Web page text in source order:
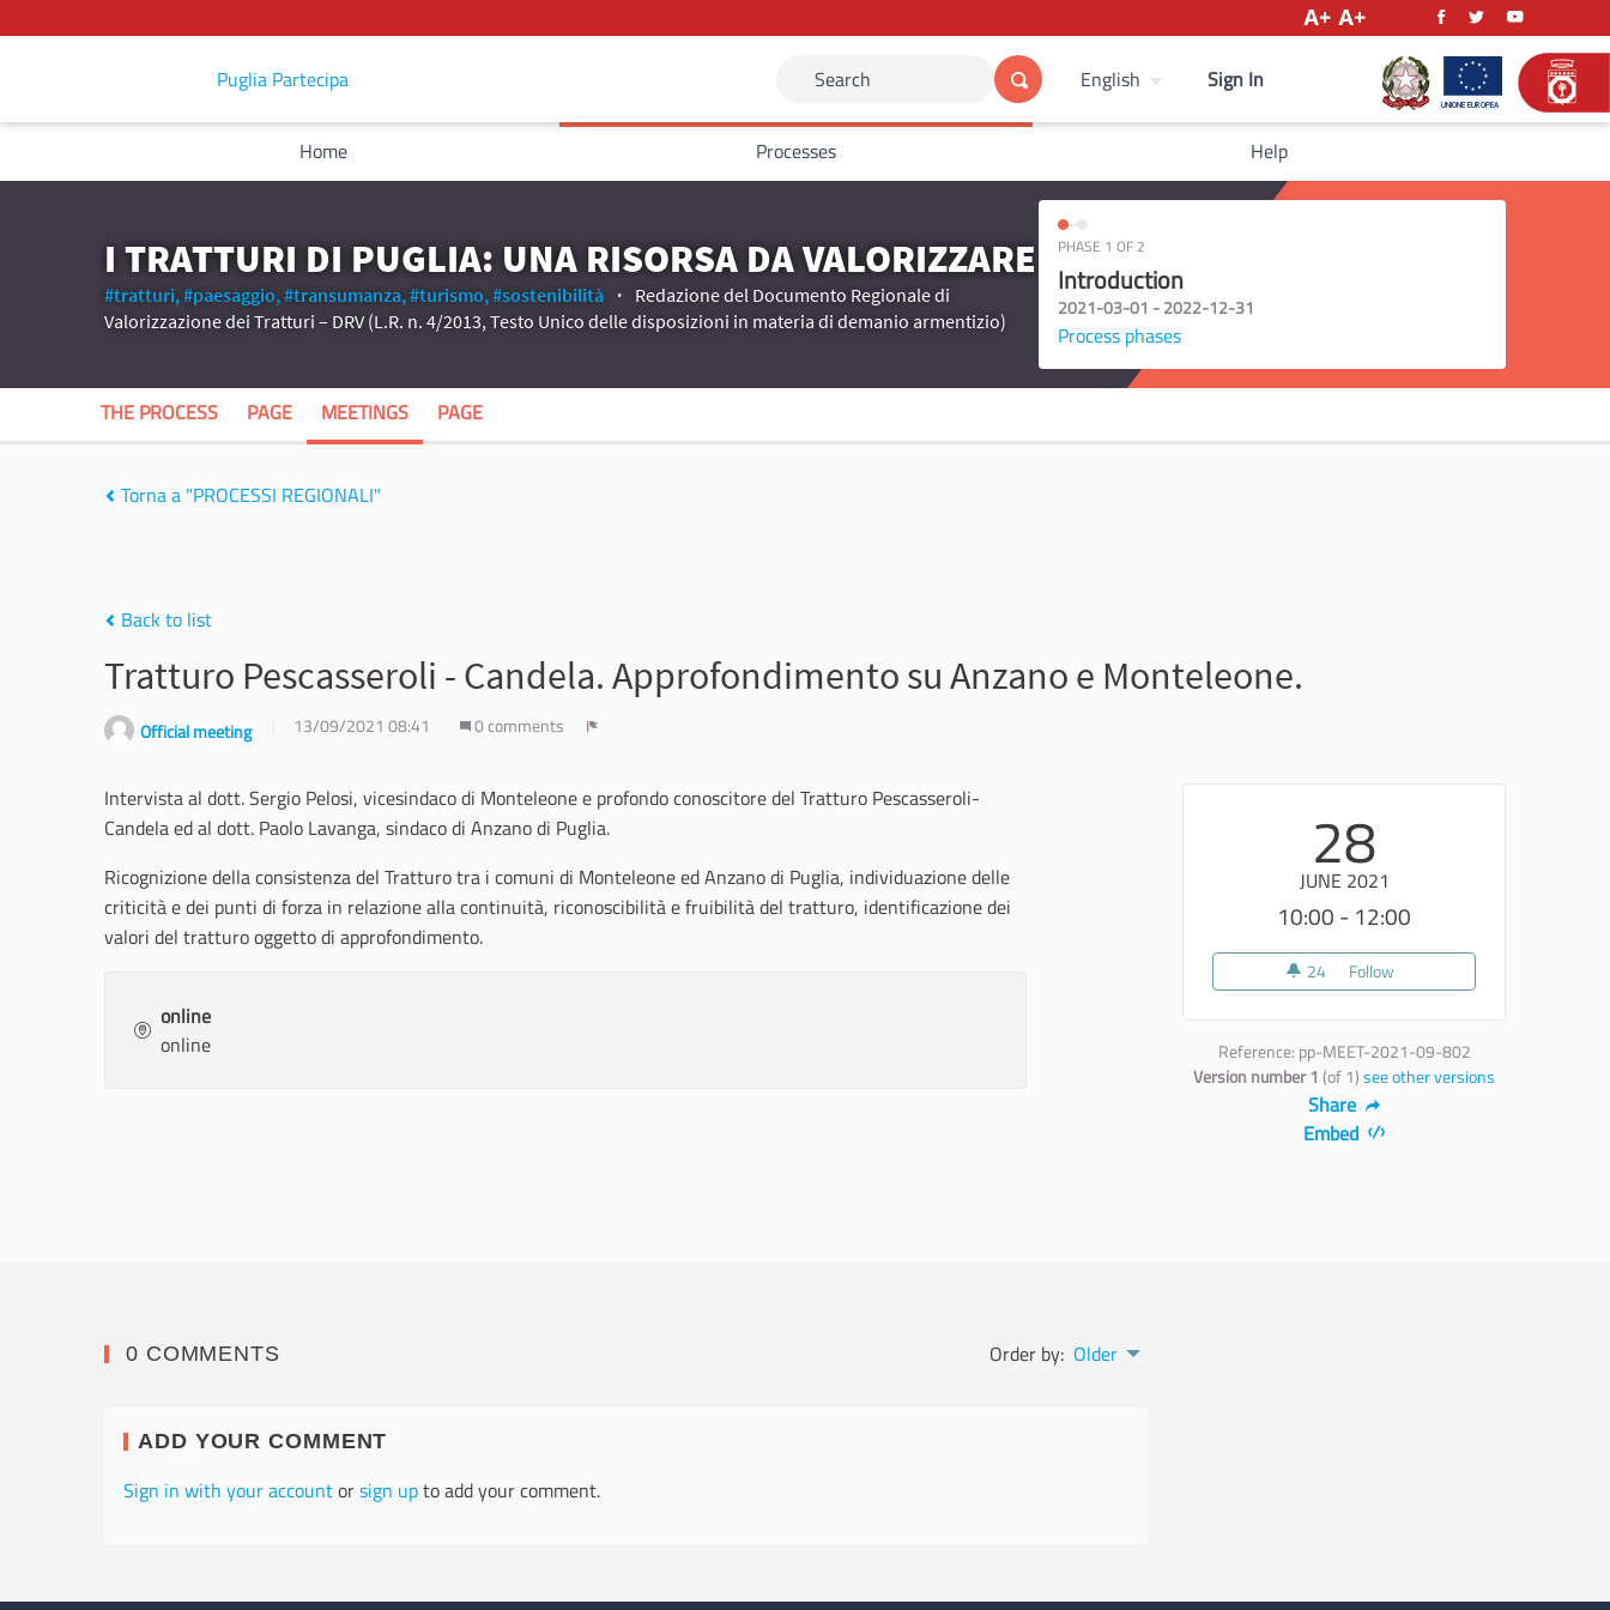
Puglia Partecipa Search English Sign In
Home Processes Help
I TRATTURI DI PUGLIA: UNA RISORSA DA VALORIZZARE
#tratturi,#paesaggio,#transumanza,#turismo,#sostenibilità
Redazione del Documento Regionale di
Valorizzazione dei Tratturi – DRV (L.R. n. 4/2013, Testo Unico delle disposizioni in materia di demanio armentizio)
PHASE 1 OF 2
Introduction
2021-03-01 - 2022-12-31
Process phases
THE PROCESS PAGE MEETINGS PAGE
Torna a "PROCESSI REGIONALI"
Back to list
Tratturo Pescasseroli - Candela. Approfondimento su Anzano e Monteleone.
Official meeting 13/09/2021 08:41 0 comments
28
JUNE 2021
10:00 - 12:00
24 24 followers
Follow
Reference: pp-MEET-2021-09-802
Version number 1 (of 1)see other versions
Share
Embed
Intervista al dott. Sergio Pelosi, vicesindaco di Monteleone e profondo conoscitore del Tratturo Pescasseroli-
Candela ed al dott. Paolo Lavanga, sindaco di Anzano di Puglia.
Ricognizione della consistenza del Tratturo tra i comuni di Monteleone ed Anzano di Puglia, individuazione delle
criticità e dei punti di forza in relazione alla continuità, riconoscibilità e fruibilità del tratturo, identificazione dei
valori del tratturo oggetto di approfondimento.
online
online
0 COMMENTS Order by: Older
ADD YOUR COMMENT
Sign in with your accountorsign upto add your comment.